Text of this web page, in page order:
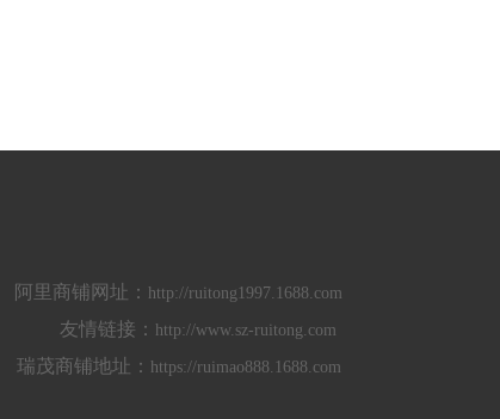
阿里商铺网址： http://ruitong1997.1688.com
友情链接： http://www.sz-ruitong.com
瑞茂商铺地址： https://ruimao888.1688.com